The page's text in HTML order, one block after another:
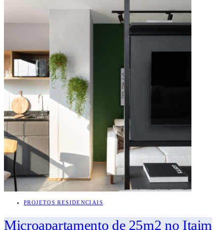
PROJETOS RESIDENCIAIS
Microapartamento de 25m2 no Itaim